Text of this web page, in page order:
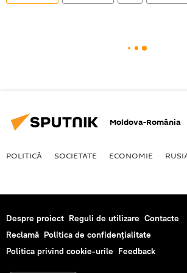
Moldova-România
POLITICĂ SOCIETATE ECONOMIE
Despre proiect Reguli de utilizare Contacte
Reclamă Politica de confidențialitate
Politica privind cookie-urile Feedback